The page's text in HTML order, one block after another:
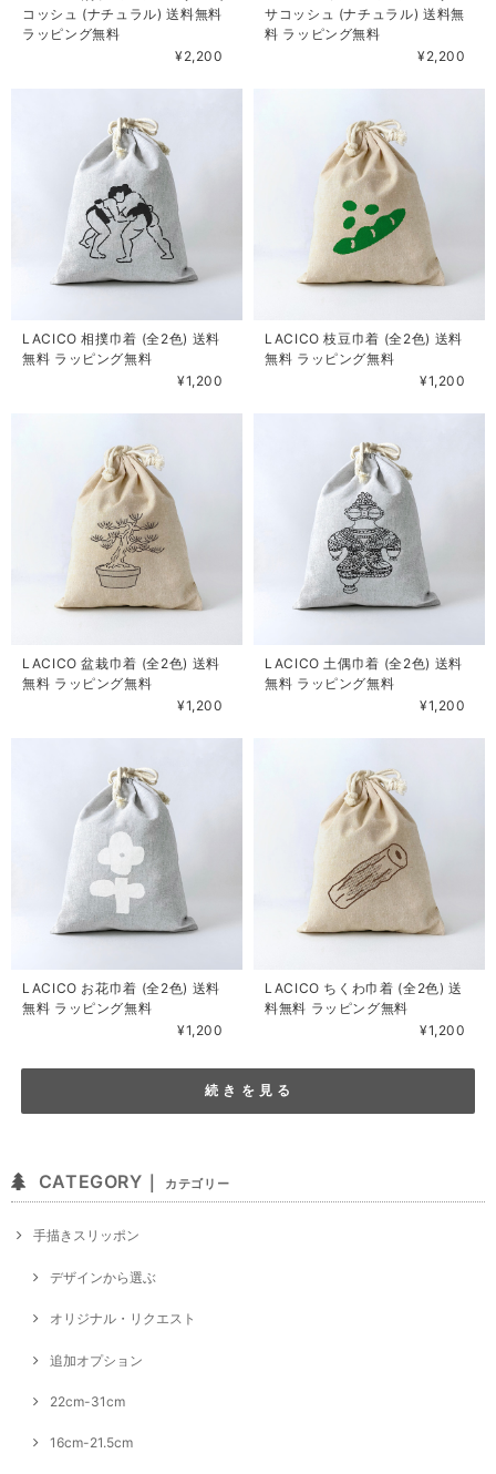
コッシュ (ナチュラル) 送料無料
ラッピング無料
¥2,200
サコッシュ (ナチュラル) 送料無
料 ラッピング無料
¥2,200
LACICO 相撲巾着 (全2色) 送料
無料 ラッピング無料
¥1,200
LACICO 枝豆巾着 (全2色) 送料
無料 ラッピング無料
¥1,200
LACICO 盆栽巾着 (全2色) 送料
無料 ラッピング無料
¥1,200
LACICO 土偶巾着 (全2色) 送料
無料 ラッピング無料
¥1,200
LACICO お花巾着 (全2色) 送料
無料 ラッピング無料
¥1,200
LACICO ちくわ巾着 (全2色) 送
料無料 ラッピング無料
¥1,200
続 き を 見 る
CATEGORY｜ カテゴリー
手描きスリッポン
デザインから選ぶ
オリジナル・リクエスト
追加オプション
22cm-31cm
16cm-21.5cm